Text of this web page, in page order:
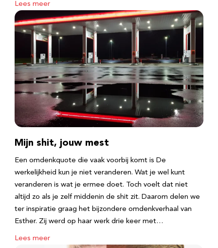
Lees meer
Mijn shit, jouw mest
Een omdenkquote die vaak voorbij komt is De
werkelijkheid kun je niet veranderen. Wat je wel kunt
veranderen is wat je ermee doet. Toch voelt dat niet
altijd zo als je zelf middenin de shit zit. Daarom delen we
ter inspiratie graag het bijzondere omdenkverhaal van
Esther. Zij werd op haar werk drie keer met…
Lees meer